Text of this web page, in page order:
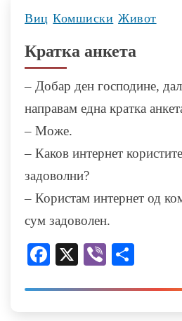
Виц Комшиски Живот
Кратка анкета
– Добар ден господине,
направам една кратка
– Може.
– Каков интернет
задоволни?
– Користам интернет од
сум задоволен.
Facebook
X Viber